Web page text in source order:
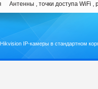
Антенны , точки доступа WiFi ,
IP-камеры в стандартном